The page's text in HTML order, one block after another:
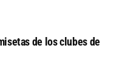
de los clubes de